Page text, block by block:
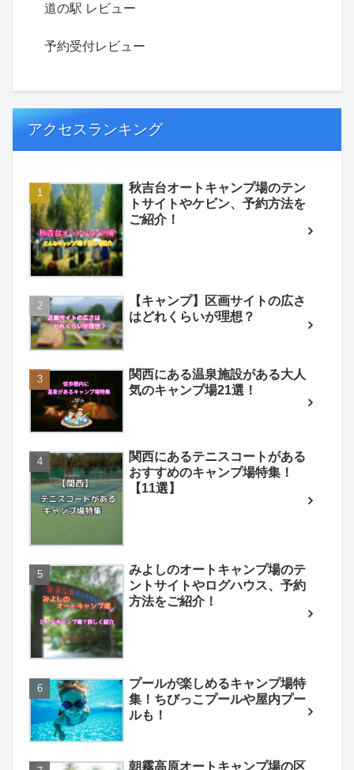
道の駅 レビュー
予約受付レビュー
アクセスランキング
秋吉台オートキャンプ場のテン
トサイトやケビン、予約方法を
ご紹介！
【キャンプ】区画サイトの広さ
はどれくらいが理想？
関西にある温泉施設がある大人
気のキャンプ場21選！
関西にあるテニスコートがある
おすすめのキャンプ場特集！
【11選】
みよしのオートキャンプ場のテ
ントサイトやログハウス、予約
方法をご紹介！
プールが楽しめるキャンプ場特
集！ちびっこプールや屋内プー
ルも！
朝霧高原オートキャンプ場の区